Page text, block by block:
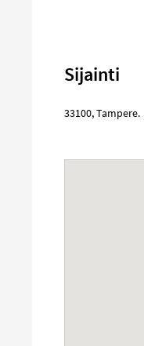
Sijainti
33100,Tampere.